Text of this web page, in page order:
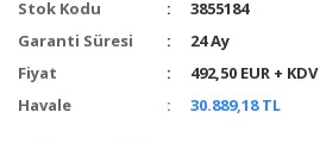
Stok Kodu
3855184
Garanti Süresi
24 Ay
Fiyat
492,50 EUR + KDV
Havale
30.889,18 TL